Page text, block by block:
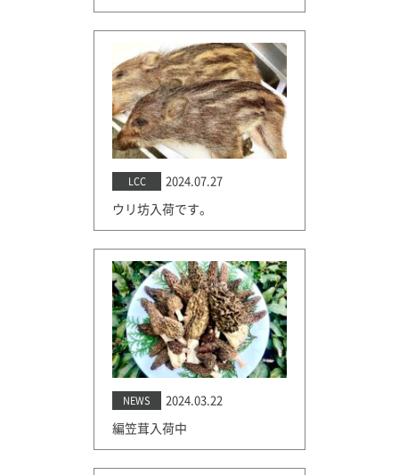
LCC 2024.07.27
ウリ坊入荷です。
NEWS 2024.03.22
編笠茸入荷中